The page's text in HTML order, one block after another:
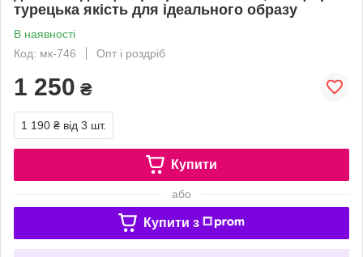
турецька якість для ідеального образу
В наявності
Код: мк-746
Опт і роздріб
1 250 ₴
1 190 ₴ від 3 шт.
Купити
або
Купити з